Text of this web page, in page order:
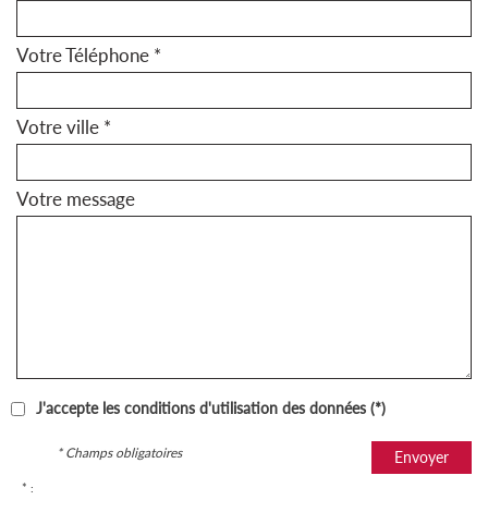
Votre Téléphone *
Votre ville *
Votre message
J'accepte les conditions d'utilisation des données (*)
Envoyer
* Champs obligatoires
* :